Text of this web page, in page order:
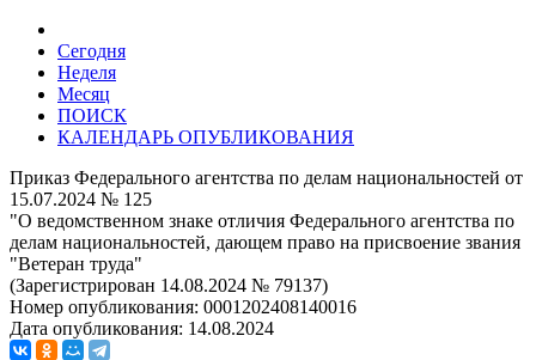
Сегодня
Неделя
Месяц
ПОИСК
КАЛЕНДАРЬ ОПУБЛИКОВАНИЯ
Приказ Федерального агентства по делам национальностей от
15.07.2024 № 125
"О ведомственном знаке отличия Федерального агентства по
делам национальностей, дающем право на присвоение звания
"Ветеран труда"
(Зарегистрирован 14.08.2024 № 79137)
Номер опубликования: 0001202408140016
Дата опубликования: 14.08.2024